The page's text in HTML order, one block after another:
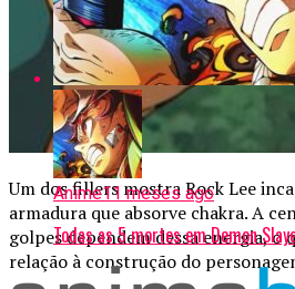
Um dos fillers mostra Rock Lee
armadura que absorve chakra. A
golpes dependem dessa energia, o
relação à construção do
Anime11 meses ago
Todas as 5 mortes em Demon